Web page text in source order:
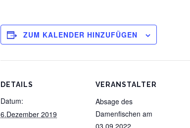
ZUM KALENDER HINZUFÜGEN
DETAILS
Datum:
6.Dezember 2019
VERANSTALTER
Absage des
Damenfischen am
03.09.2022